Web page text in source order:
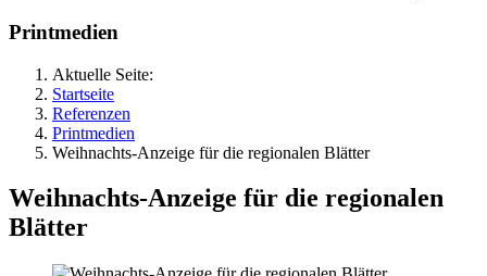
Printmedien
Aktuelle Seite:
Startseite
Referenzen
Printmedien
Weihnachts-Anzeige für die regionalen Blätter
Weihnachts-Anzeige für die regionalen
Blätter